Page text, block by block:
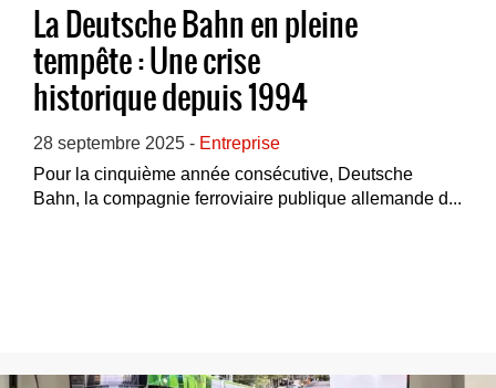
La Deutsche Bahn en pleine
tempête : Une crise
historique depuis 1994
28 septembre 2025 - Entreprise
Pour la cinquième année consécutive, Deutsche
Bahn, la compagnie ferroviaire publique allemande d...